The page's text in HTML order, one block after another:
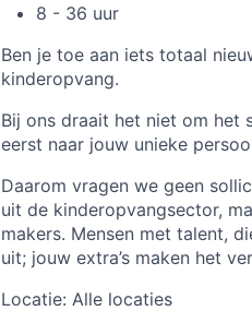
8 - 36 uur
Ben je toe aan iets totaal
kinderopvang.
Bij ons draait het niet om het
eerst naar jouw unieke
Daarom vragen we geen
uit de kinderopvangsector,
makers. Mensen met talent,
uit; jouw extra’s maken het
Locatie: Alle locaties